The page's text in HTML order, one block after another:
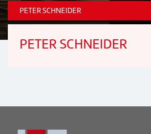
PETER SCHNEIDER
PETER SCHNEIDER